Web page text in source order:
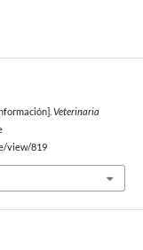
Veterinaria
view/819